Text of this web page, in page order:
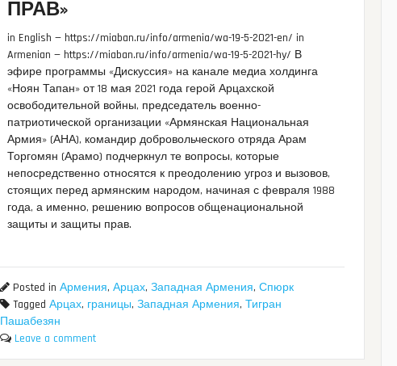
ПРАВ»
in English — https://miaban.ru/info/armenia/wa-19-5-2021-en/ in
Armenian — https://miaban.ru/info/armenia/wa-19-5-2021-hy/ В
эфире программы «Дискуссия» на канале медиа холдинга
«Ноян Тапан» от 18 мая 2021 года герой Арцахской
освободительной войны, председатель военно-
патриотической организации «Армянская Национальная
Армия» (АНА), командир добровольческого отряда Арам
Торгомян (Арамо) подчеркнул те вопросы, которые
непосредственно относятся к преодолению угроз и вызовов,
стоящих перед армянским народом, начиная с февраля 1988
года, а именно, решению вопросов общенациональной
защиты и защиты прав.
Posted in Армения, Арцах, Западная Армения, Спюрк
Tagged Арцах, границы, Западная Армения, Тигран
Пашабезян
Leave a comment